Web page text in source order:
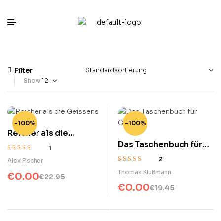
Filter
Show
-100%
Reicher als die
Geissens
von 5
1
Alex Fischer
€22.95
€0.00
-100%
Das Taschenbuch für
Gründer
2
Thomas Klußmann
€19.45
€0.00